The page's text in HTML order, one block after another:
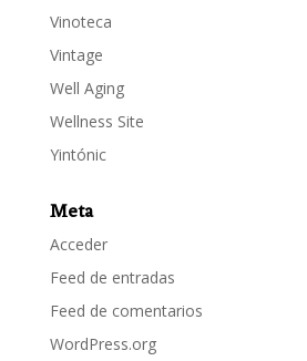
Vinoteca
Vintage
Well Aging
Wellness Site
Yintónic
Meta
Acceder
Feed de entradas
Feed de comentarios
WordPress.org